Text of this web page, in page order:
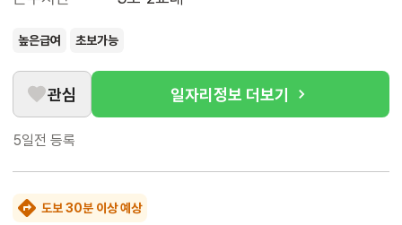
높은급여 초보가능
관심 일자리정보 더보기
5일전 등록
도보 30분 이상 예상